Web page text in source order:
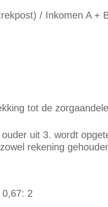
/ Inkomen A +
tot de
uit 3. wordt
rekening
0,67: 2